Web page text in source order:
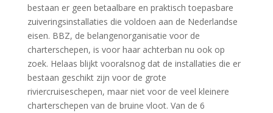
bestaan er geen betaalbare en praktisch toepasbare
zuiveringsinstallaties die voldoen aan de Nederlandse
eisen. BBZ, de belangenorganisatie voor de
charterschepen, is voor haar achterban nu ook op
zoek. Helaas blijkt vooralsnog dat de installaties die er
bestaan geschikt zijn voor de grote
riviercruiseschepen, maar niet voor de veel kleinere
charterschepen van de bruine vloot. Van de 6